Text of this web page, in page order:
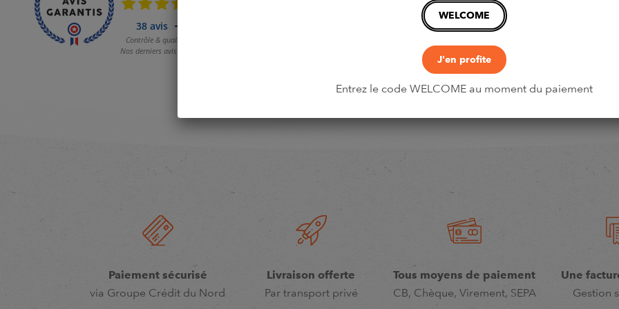
Paiement sécurisé
via Groupe Crédit du Nord
Livraison offerte
Par transport privé
Tous moyens de paiement
CB, Chèque, Virement, SEPA
Une
Gestion
WELCOME
J'en profite
Entrez le code WELCOME au moment du paiement